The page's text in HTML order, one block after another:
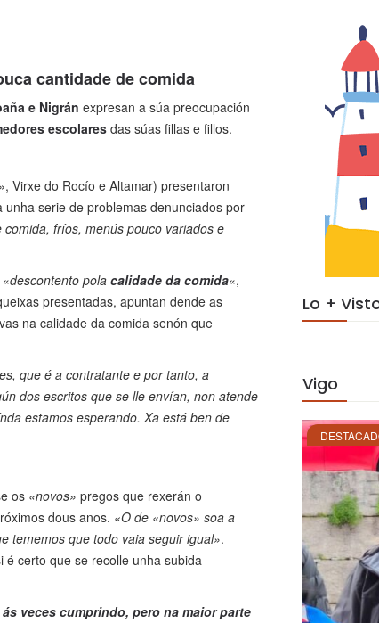
cantidade de comida
e Nigrán expresan a súa preocupación
escolares das súas fillas e fillos.
Virxe do Rocío e Altamar) presentaron
serie de problemas denunciados por
fríos, menús pouco variados e
descontento pola calidade da comida«,
presentadas, apuntan dende as
na calidade da comida senón que
que é a contratante e por tanto, a
dos escritos que se lle envían, non atende
estamos esperando. Xa está ben de
os «novos» pregos que rexerán o
dous anos. «O de «novos» soa a
tememos que todo vaia seguir igual».
é certo que se recolle unha subida
ás veces cumprindo, pero na maior parte
Lo +
Vigo